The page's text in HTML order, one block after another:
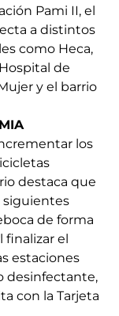
Pami II, el
a distintos
como Heca,
de
y el barrio
los
destaca que
siguientes
de forma
finalizar el
estaciones
desinfectante,
con la Tarjeta